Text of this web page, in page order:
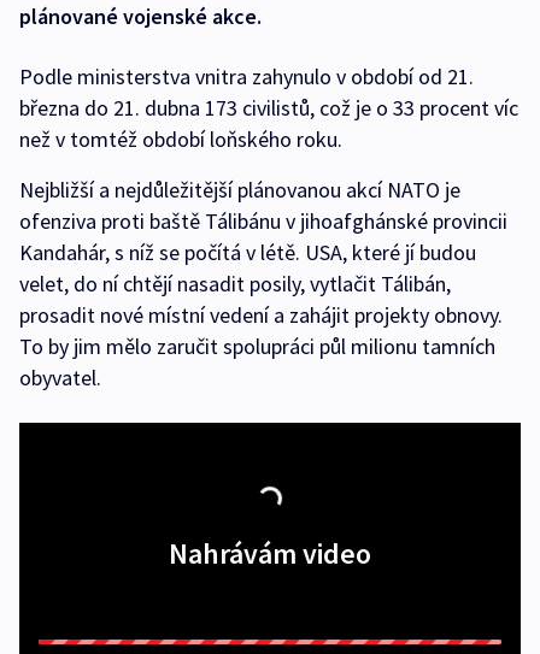
plánované vojenské akce.
Podle ministerstva vnitra zahynulo v období od 21.
března do 21. dubna 173 civilistů, což je o 33 procent víc
než v tomtéž období loňského roku.
Nejbližší a nejdůležitější plánovanou akcí NATO je
ofenziva proti baště Tálibánu v jihoafghánské provincii
Kandahár, s níž se počítá v létě. USA, které jí budou
velet, do ní chtějí nasadit posily, vytlačit Tálibán,
prosadit nové místní vedení a zahájit projekty obnovy.
To by jim mělo zaručit spolupráci půl milionu tamních
obyvatel.
Nahrávám video